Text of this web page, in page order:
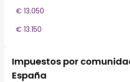
€ 13.050
€ 13.150
Impuestos por
España